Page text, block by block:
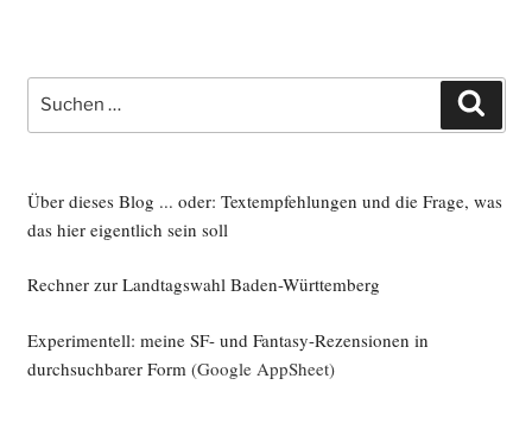
an
der
Suche
nach:
Über dieses Blog ... oder: Textempfehlungen und die Frage, was
das hier eigentlich sein soll
Rechner zur Landtagswahl Baden-Württemberg
Experimentell: meine SF- und Fantasy-Rezensionen in
durchsuchbarer Form (Google AppSheet)